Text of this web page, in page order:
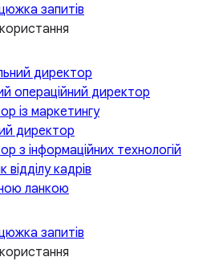
запитів
директор
операційний директор
із маркетингу
директор
з інформаційних технологій
відділу кадрів
ланкою
запитів